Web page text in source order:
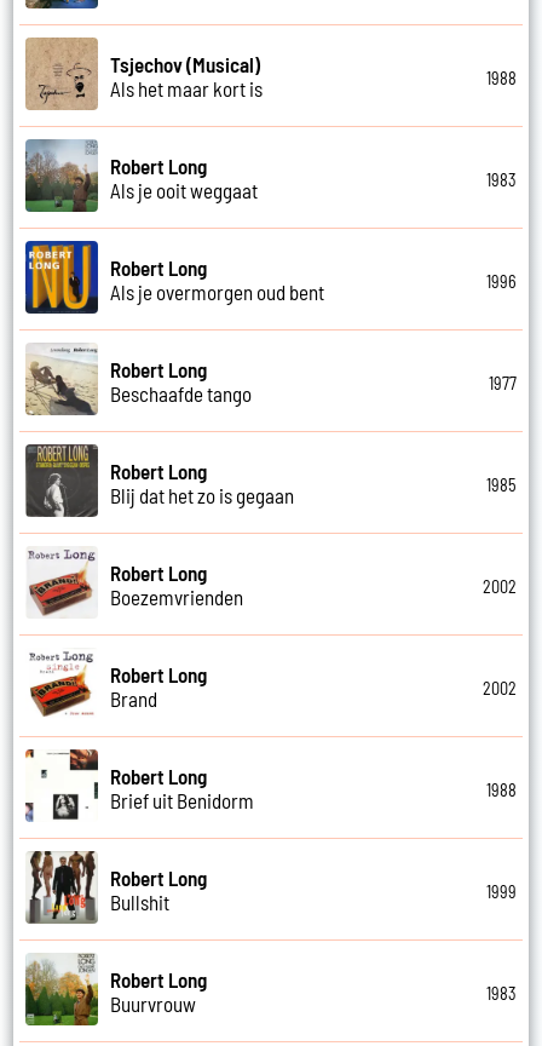
Tsjechov (Musical)
Als het maar kort is
1988
Robert Long
Als je ooit weggaat
1983
Robert Long
Als je overmorgen oud bent
1996
Robert Long
Beschaafde tango
1977
Robert Long
Blij dat het zo is gegaan
1985
Robert Long
Boezemvrienden
2002
Robert Long
Brand
2002
Robert Long
Brief uit Benidorm
1988
Robert Long
Bullshit
1999
Robert Long
Buurvrouw
1983